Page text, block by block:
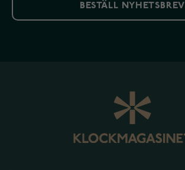
BESTÄLL NYHETSBREV